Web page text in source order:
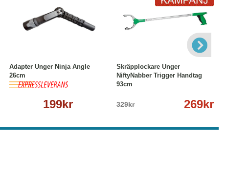
Adapter Unger Ninja Angle
26cm
199kr
Skräpplockare Unger
NiftyNabber Trigger Handtag
93cm
329kr 269kr
Läs mer